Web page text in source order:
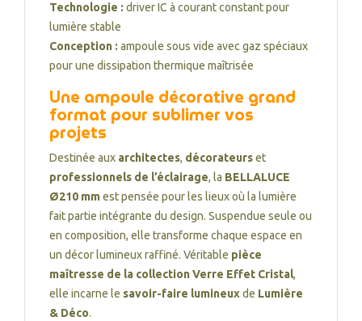
Technologie : driver IC à courant constant pour
lumière stable
Conception : ampoule sous vide avec gaz spéciaux
pour une dissipation thermique maîtrisée
Une ampoule décorative grand
format pour sublimer vos
projets
Destinée aux architectes, décorateurset
professionnels de l’éclairage, la BELLALUCE
Ø210 mmest pensée pour les lieux où la lumière
fait partie intégrante du design. Suspendue seule ou
en composition, elle transforme chaque espace en
un décor lumineux raffiné. Véritable pièce
maîtresse de la collection Verre Effet Cristal,
elle incarne le savoir-faire lumineuxde Lumière
& Déco.